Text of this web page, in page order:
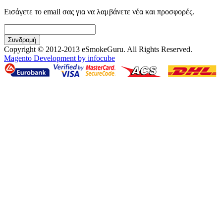
Εισάγετε το email σας για να λαμβάνετε νέα και προσφορές.
Συνδρομή
Copyright © 2012-2013 eSmokeGuru. All Rights Reserved.
Magento Development by infocube